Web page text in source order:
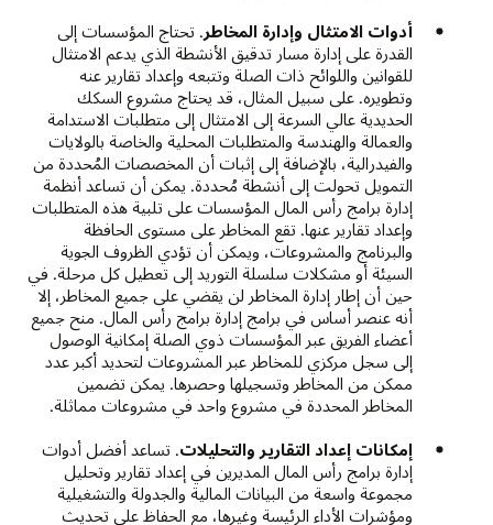
أدوات الامتثال وإدارة المخاطر. تحتاج المؤسسات إلى
القدرة على إدارة مسار تدقيق الأنشطة الذي يدعم الامتثال
للقوانين واللوائح ذات الصلة وتتبعه وإعداد تقارير عنه
وتطويره. على سبيل المثال، قد يحتاج مشروع السكك
الحديدية عالي السرعة إلى الامتثال إلى متطلبات الاستدامة
والعمالة والهندسة والمتطلبات المحلية والخاصة بالولايات
والفيدرالية، بالإضافة إلى إثبات أن المخصصات المُحددة من
التمويل تحولت إلى أنشطة مُحددة. يمكن أن تساعد أنظمة
إدارة برامج رأس المال المؤسسات على تلبية هذه المتطلبات
وإعداد تقارير عنها. تقع المخاطر على مستوى الحافظة
والبرنامج والمشروعات، ويمكن أن تؤدي الظروف الجوية
السيئة أو مشكلات سلسلة التوريد إلى تعطيل كل مرحلة. في
حين أن إطار إدارة المخاطر لن يقضي على جميع المخاطر، إلا
أنه عنصر أساس في برامج إدارة برامج رأس المال. منح جميع
أعضاء الفريق عبر المؤسسات ذوي الصلة إمكانية الوصول
إلى سجل مركزي للمخاطر عبر المشروعات لتحديد أكبر عدد
ممكن من المخاطر وتسجيلها وحصرها. يمكن تضمين
المخاطر المحددة في مشروع واحد في مشروعات مماثلة.
إمكانات إعداد التقارير والتحليلات. تساعد أفضل أدوات
إدارة برامج رأس المال المديرين في إعداد تقارير وتحليل
مجموعة واسعة من البيانات المالية والجدولة والتشغيلية
ومؤشرات الأداء الرئيسة وغيرها، مع الحفاظ على تحديث